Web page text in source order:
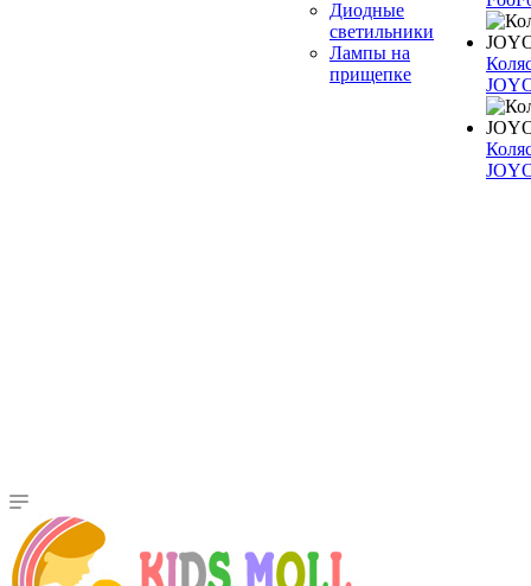
Диодные
светильники
Лампы на
прищепке